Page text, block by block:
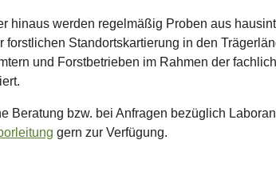
hinaus werden regelmäßig Proben aus
forstlichen Standortskartierung in den
und Forstbetrieben im Rahmen der
Beratung bzw. bei Anfragen bezüglich
gern zur Verfügung.